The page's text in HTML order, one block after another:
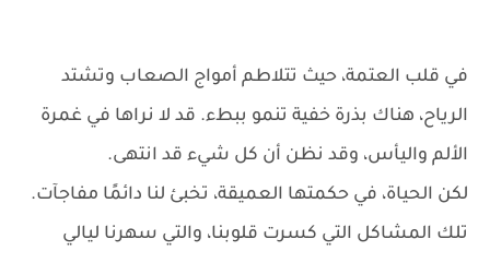
في قلب العتمة، حيث تتلاطم أمواج الصعاب وتشتد
الرياح، هناك بذرة خفية تنمو ببطء. قد لا نراها في غمرة
الألم واليأس، وقد نظن أن كل شيء قد انتهى.
لكن الحياة، في حكمتها العميقة، تخبئ لنا دائمًا مفاجآت.
تلك المشاكل التي كسرت قلوبنا، والتي سهرنا ليالي